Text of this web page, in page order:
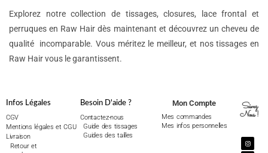
Explorez notre collection de tissages, closures, lace frontal et
perruques en Raw Hair dès maintenant et découvrez un cheveu de
qualité incomparable. Vous méritez le meilleur, et nos tissages en
Raw Hair vous le garantissent.
Infos Légales
CGV
Mentions légales et CGU
Livraison
Retour et
Besoin D'aide ?
Contactez-nous
Guide des tissages
Guides des tailles
Mon Compte
Mes commandes
Mes infos personnelles
Suivez
Nous !